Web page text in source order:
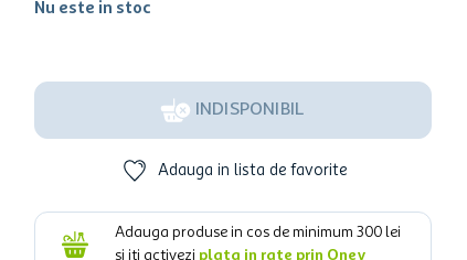
Nu este in stoc
INDISPONIBIL
Adauga in lista de favorite
Adauga produse in cos de minimum 300 lei
si iti activezi plata in rate prin Oney